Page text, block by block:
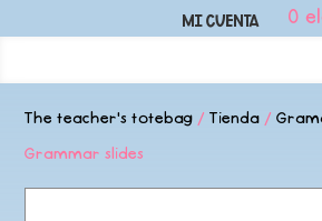
Mi Cuenta 0
The teacher's totebag /Tienda /
Grammar slides